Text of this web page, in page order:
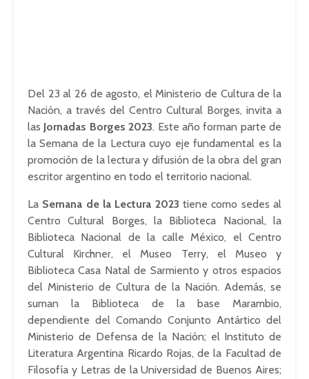
Del 23 al 26 de agosto, el Ministerio de Cultura de la
Nación, a través del Centro Cultural Borges, invita a
las Jornadas Borges 2023. Este año forman parte de
la Semana de la Lectura cuyo eje fundamental es la
promoción de la lectura y difusión de la obra del gran
escritor argentino en todo el territorio nacional.
La Semana de la Lectura 2023 tiene como sedes al
Centro Cultural Borges, la Biblioteca Nacional, la
Biblioteca Nacional de la calle México, el Centro
Cultural Kirchner, el Museo Terry, el Museo y
Biblioteca Casa Natal de Sarmiento y otros espacios
del Ministerio de Cultura de la Nación. Además, se
suman la Biblioteca de la base Marambio,
dependiente del Comando Conjunto Antártico del
Ministerio de Defensa de la Nación; el Instituto de
Literatura Argentina Ricardo Rojas, de la Facultad de
Filosofía y Letras de la Universidad de Buenos Aires;